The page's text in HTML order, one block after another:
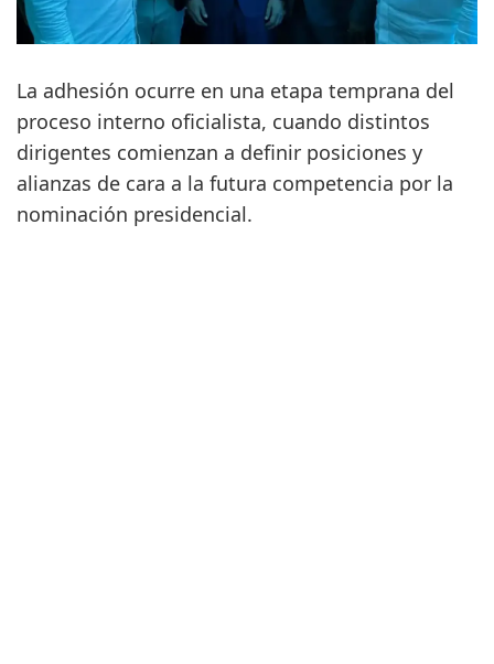
La adhesión ocurre en una etapa temprana del
proceso interno oficialista, cuando distintos
dirigentes comienzan a definir posiciones y
alianzas de cara a la futura competencia por la
nominación presidencial.